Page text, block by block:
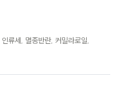
류세, 멸종반란, 커밀라로일,